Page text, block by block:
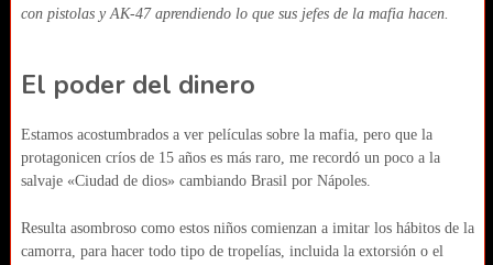
con pistolas y AK-47 aprendiendo lo que sus jefes de la mafia hacen.
El poder del dinero
Estamos acostumbrados a ver películas sobre la mafia, pero que la
protagonicen críos de 15 años es más raro, me recordó un poco a la
salvaje «Ciudad de dios» cambiando Brasil por Nápoles.
Resulta asombroso como estos niños comienzan a imitar los hábitos de la
camorra, para hacer todo tipo de tropelías, incluida la extorsión o el